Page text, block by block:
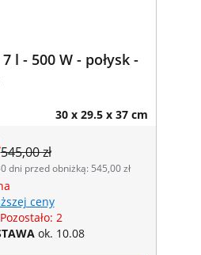
l - 500 W - połysk -
30 x 29.5 x 37 cm
545,00 zł
dni przed obniżką: 545,00 zł
ceny
2
ok. 10.08